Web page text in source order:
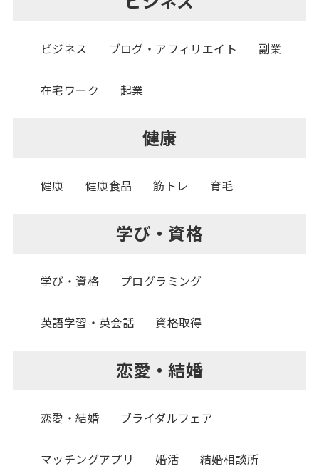
ビジネス ブログ・アフィリエイト 副業
在宅ワーク 起業
健康
健康 健康食品 筋トレ 育毛
学び・資格
学び・資格 プログラミング
英語学習・英会話 資格取得
恋愛・結婚
恋愛・結婚 ブライダルフェア
マッチングアプリ 婚活 結婚相談所